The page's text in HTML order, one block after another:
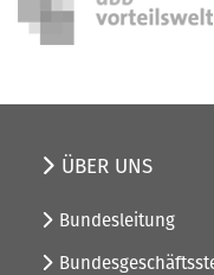
ÜBER UNS
Bundesleitung